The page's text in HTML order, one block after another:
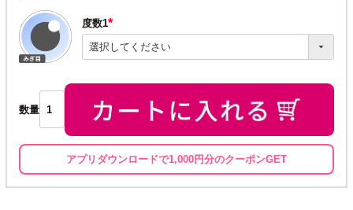
度数1
(必
須)
数量
アプリダウンロードで1,000円分のクーポンGET